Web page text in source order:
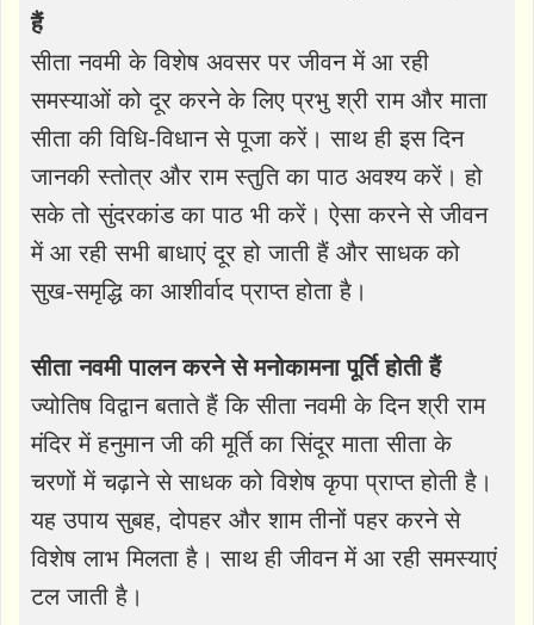
हैं
सीता नवमी के विशेष अवसर पर जीवन में आ रही
समस्याओं को दूर करने के लिए प्रभु श्री राम और माता
सीता की विधि-विधान से पूजा करें। साथ ही इस दिन
जानकी स्तोत्र और राम स्तुति का पाठ अवश्य करें। हो
सके तो सुंदरकांड का पाठ भी करें। ऐसा करने से जीवन
में आ रही सभी बाधाएं दूर हो जाती हैं और साधक को
सुख-समृद्धि का आशीर्वाद प्राप्त होता है।
सीता नवमी पालन करने से मनोकामना पूर्ति होती हैं
ज्योतिष विद्वान बताते हैं कि सीता नवमी के दिन श्री राम
मंदिर में हनुमान जी की मूर्ति का सिंदूर माता सीता के
चरणों में चढ़ाने से साधक को विशेष कृपा प्राप्त होती है।
यह उपाय सुबह, दोपहर और शाम तीनों पहर करने से
विशेष लाभ मिलता है। साथ ही जीवन में आ रही समस्याएं
टल जाती है।